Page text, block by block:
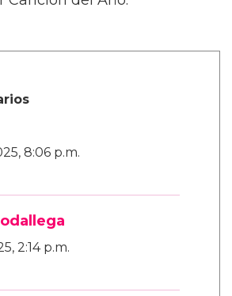
Canción del Año.